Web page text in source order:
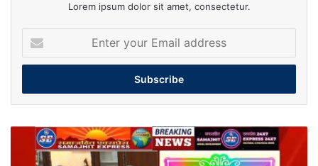
Lorem ipsum dolor sit amet, consectetur.
your
Email
सुरेंद्रपाल
रातावाल